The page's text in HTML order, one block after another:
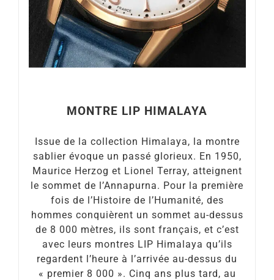
MONTRE LIP HIMALAYA
Issue de la collection Himalaya, la montre
sablier évoque un passé glorieux. En 1950,
Maurice Herzog et Lionel Terray, atteignent
le sommet de l’Annapurna. Pour la première
fois de l’Histoire de l’Humanité, des
hommes conquièrent un sommet au-dessus
de 8 000 mètres, ils sont français, et c’est
avec leurs montres LIP Himalaya qu’ils
regardent l’heure à l’arrivée au-dessus du
« premier 8 000 ». Cinq ans plus tard, au